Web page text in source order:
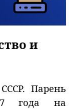
и
Парень
года на